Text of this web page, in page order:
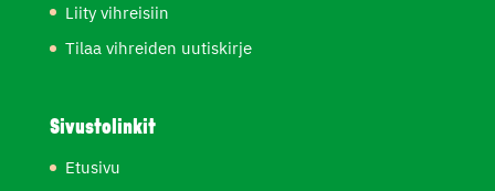
Liity vihreisiin
Tilaa vihreiden uutiskirje
Sivustolinkit
Etusivu